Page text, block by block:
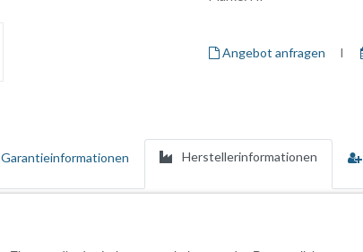
Angebot anfragen I ​
Garantieinformationen Herstellerinformationen